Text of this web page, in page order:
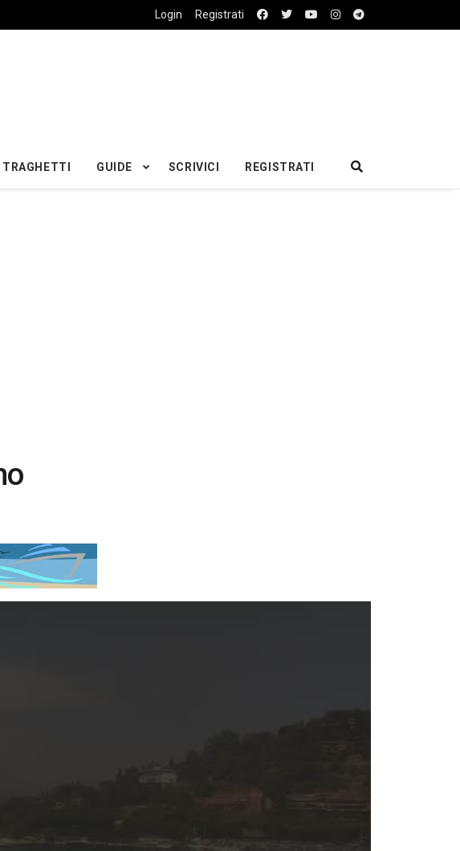
Login Registrati
TRAGHETTI GUIDE SCRIVICI REGISTRATI